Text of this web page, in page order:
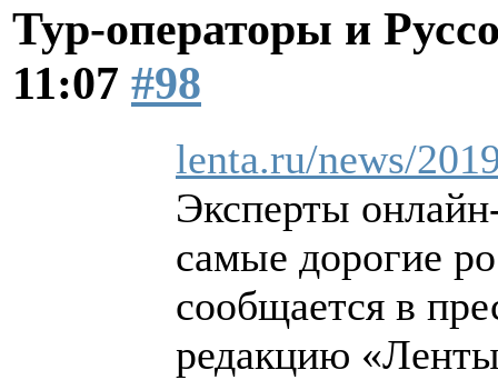
Тур-операторы и
11:07 #98
lenta.ru/news/
Эксперты
самые дорогие
сообщается в
редакцию